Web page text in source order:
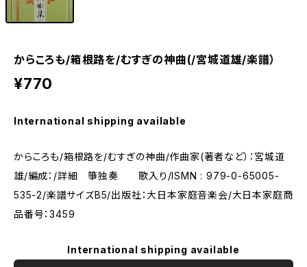
からころも/箱根路を/むすぎの神曲(/宮城道雄/楽譜）
¥770
International shipping available
からころも/箱根路を/むすぎの神曲/作曲家(著者など）：宮城道
雄/編成：/詳細 箏独奏 歌入り/ISMN : 979-0-65005-
535-2/楽譜サイズB5/出版社：大日本家庭音楽会/大日本家庭商
品番号：3459
International shipping available